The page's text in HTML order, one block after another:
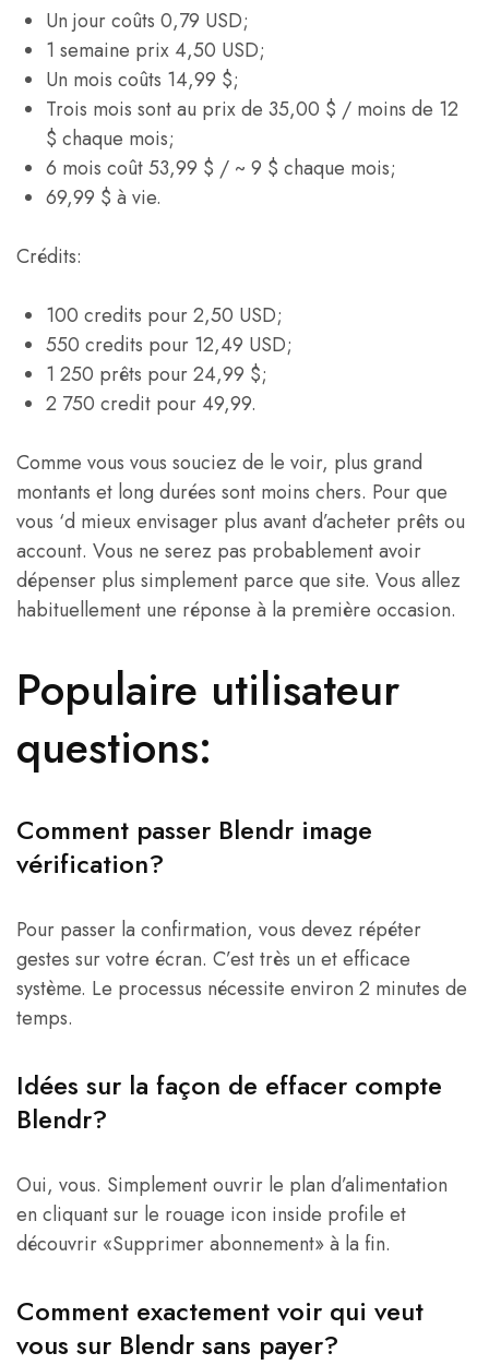
Un jour coûts 0,79 USD;
1 semaine prix 4,50 USD;
Un mois coûts 14,99 $;
Trois mois sont au prix de 35,00 $ / moins de 12
$ chaque mois;
6 mois coût 53,99 $ / ~ 9 $ chaque mois;
69,99 $ à vie.
Crédits:
100 credits pour 2,50 USD;
550 credits pour 12,49 USD;
1 250 prêts pour 24,99 $;
2 750 credit pour 49,99.
Comme vous vous souciez de le voir, plus grand
montants et long durées sont moins chers. Pour que
vous ‘d mieux envisager plus avant d’acheter prêts ou
account. Vous ne serez pas probablement avoir
dépenser plus simplement parce que site. Vous allez
habituellement une réponse à la première occasion.
Populaire utilisateur
questions:
Comment passer Blendr image
vérification?
Pour passer la confirmation, vous devez répéter
gestes sur votre écran. C’est très un et efficace
système. Le processus nécessite environ 2 minutes de
temps.
Idées sur la façon de effacer compte
Blendr?
Oui, vous. Simplement ouvrir le plan d’alimentation
en cliquant sur le rouage icon inside profile et
découvrir «Supprimer abonnement» à la fin.
Comment exactement voir qui veut
vous sur Blendr sans payer?